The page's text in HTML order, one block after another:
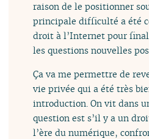
raison de le positionner
principale difficulté a été
droit à l’Internet pour
les questions nouvelles
Ça va me permettre de
vie privée qui a été très
introduction. On vit dans
question est s’il y a un
l’ère du numérique,